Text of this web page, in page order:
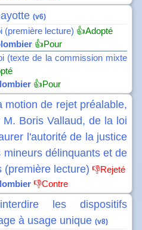
(v6)
lecture) 👍Adopté
👍Pour
(texte de la commission mixte
👍Pour
de rejet préalable,
M. Boris Vallaud, de la loi
l'autorité de la justice
mineurs délinquants et de
(première lecture) 👎Rejeté
👎Contre
les dispositifs
à usage unique (v8)